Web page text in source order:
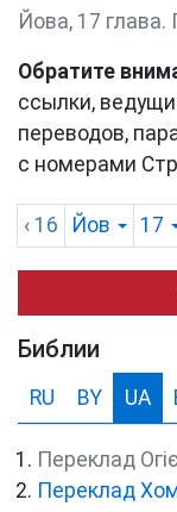
Йова, 17 глава.
Обратите
ссылки,
переводов,
с номерами
‹ 16 Йов 17
Библии
RU BY UA
Переклад
Переклад